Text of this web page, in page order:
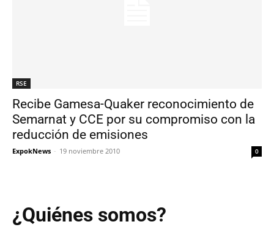
RSE
Recibe Gamesa-Quaker reconocimiento de
Semarnat y CCE por su compromiso con la
reducción de emisiones
ExpokNews - 19 noviembre 2010 0
¿Quiénes somos?